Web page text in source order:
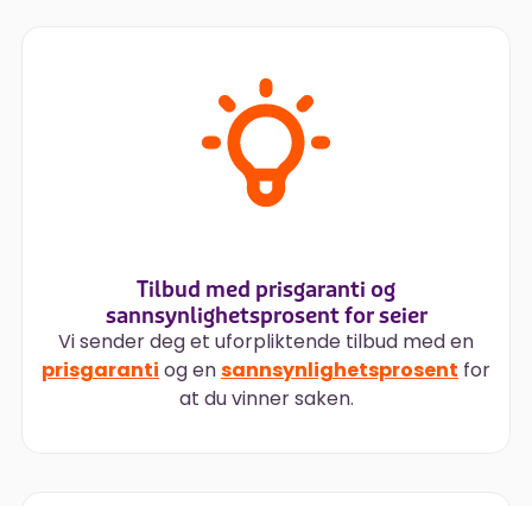
Tilbud med prisgaranti og
sannsynlighetsprosent for seier
Vi sender deg et uforpliktende tilbud med en
prisgaranti og en sannsynlighetsprosent for
at du vinner saken.